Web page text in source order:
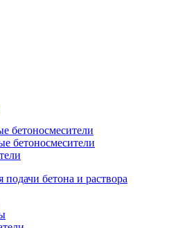
бетоносмесители
бетоносмесители
бетона и раствора